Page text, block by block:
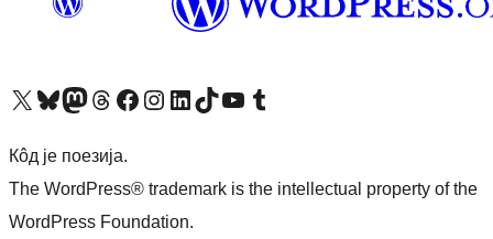
Visit our X (formerly Twitter) account
Посетите наш Bluesky налог
Visit our Mastodon account
Посетите наш налог на Threads-у Visit our Facebook pageПосетите наш Инстаграм налог
Visit our LinkedIn account
Посетите наш TikTok налог
Visit our YouTube channel
Посетите наш Tumblr налог
Кôд је поезија.
The WordPress® trademark is the intellectual property of the
WordPress Foundation.